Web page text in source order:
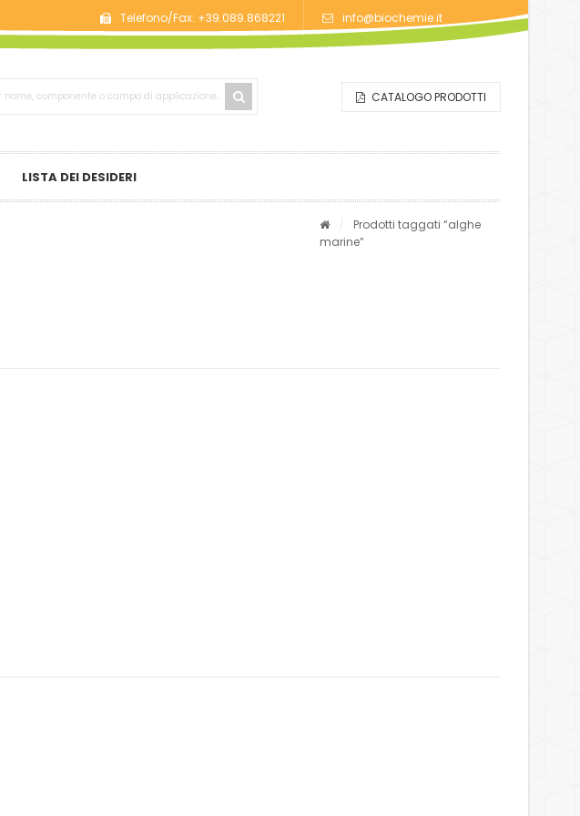
Telefono/Fax: +39.089.868221 info@biochemie.it
CATALOGO PRODOTTI
LISTA DEI DESIDERI
Prodotti taggati “alghe
marine”